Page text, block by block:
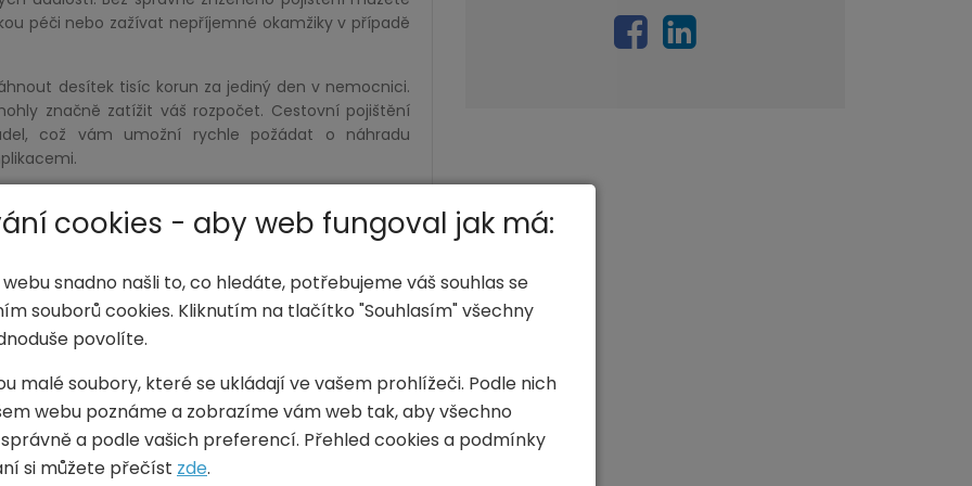
péči nebo zažívat nepříjemné okamžiky v případě
desítek tisíc korun za jediný den v nemocnici.
značně zatížit váš rozpočet. Cestovní pojištění
což vám umožní rychle požádat o náhradu
se vám mohou vrátit peníze, které jste zaplatili
zrušit cestu z důvodu nečekaných okolností.
investice do vaší dovolené.
zvolit roční cestovní pojištění, které pokrývá
často levnější než sjednávání jednotlivých pojištění
široké spektrum ochrany při cestování
si pojištění sjednat, je krytí lékařských výloh. Pokud
vám pokryje náklady na ošetření, hospitalizaci
cookies - aby web fungoval jak má:
snadno našli to, co hledáte, potřebujeme váš souhlas se
souborů cookies. Kliknutím na tlačítko "Souhlasím" všechny
povolíte.
malé soubory, které se ukládají ve vašem prohlížeči. Podle nich
webu poznáme a zobrazíme vám web tak, aby všechno
a podle vašich preferencí. Přehled cookies a podmínky
si můžete přečíst zde.